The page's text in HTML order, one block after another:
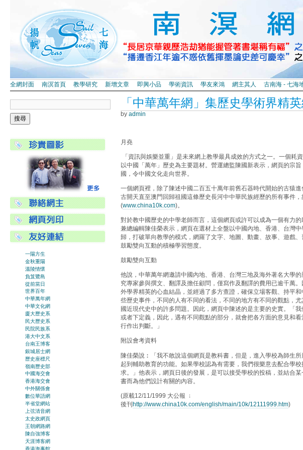
全網封面 南溟首頁 教學研究 新增文章 即興小品 學術資訊 學友來鴻 網主其人 古南海 - 七海
「中華萬年網」集歷史學術界精
by admin
月堯
「資訊與娛樂並重」是未來網上教學最具成效的方式之一。一個耗
以中國「萬年」歷史為主要題材。營運總監陳國新表示，網頁的宗
國，令中國文化走向世界。
一個網頁裡，除了陳述中國二百五十萬年前舊石器時代開始的古猿
古開天直至澳門回歸祖國這條歷史長河中中華民族經歷的所有事件
(www.china10k.com)。
對於教中國歷史的中學老師而言，這個網頁或許可以成為一個有力
兼總編輯陳佳榮表示，網頁在選材上全盤以中國內地、香港、台灣
歸，打破單向教學的模式，網羅了文字、地圖、動畫、故事、遊戲、
鼓勵雙向互動的積極學習態度。
鼓勵雙向互動
他說，中華萬年網邀請中國內地、香港、台灣三地及海外著名大學
究專家參與撰文、翻譯及擔任顧問，僅寫作及翻譯的費用已逾千萬
外學界精英的心血結晶，並經過了多方查證，確保立場客觀、持平
些歷史事件，不同的人有不同的看法，不同的地方有不同的觀點，
國近現代史中的許多問題。因此，網頁中陳述的是主要的史實。「
或者下定義，因此，遇有不同觀點的部分，就會把各方面的意見和
行作出判斷。」
附設會考資料
陳佳榮說︰「我不敢說這個網頁是教科書，但是，進入學校為師生
起到輔助教育的功能。如果學校認為有需要，我們很樂意去配合學
求。」他表示，網頁日後的發展，是可以接受學校的投稿，並結合
書而為他們設計有關的內容。
(原載12/11/1999 大公報 ﹔
後刊http://www.china10k.com/english/main/10k/12111999.htm)
一陽方生
金秋重陽
溫陵情懷
負笈鷺島
從前當日
世界百年
中華萬年網
中華文化網
廈大歷史系
民大歷史系
民院民族系
港大中文系
台南王博客
銀城居士網
歷史座標尺
嶺南歷史部
中國海交會
香港海交會
中外關係會
數位華語網
半省堂網站
上弦清音網
太史政網頁
王朝網路網
陳自強博客
天涯博客網
香港海事館